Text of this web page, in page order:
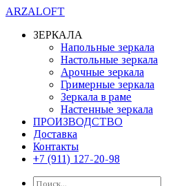
ARZALOFT
ЗЕРКАЛА
Напольные зеркала
Настольные зеркала
Арочные зеркала
Гримерные зеркала
Зеркала в раме
Настенные зеркала
ПРОИЗВОДСТВО
Доставка
Контакты
+7 (911) 127-20-98